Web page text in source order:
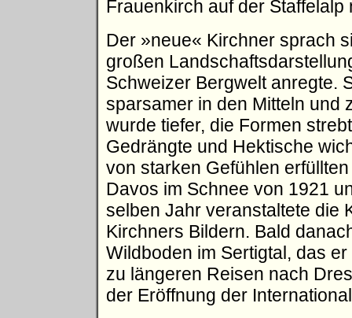
Frauenkirch auf der Staffelalp
Der »neue« Kirchner sprach
großen
Schweizer Bergwelt anregte.
sparsamer in den Mitteln und
wurde tiefer, die Formen
Gedrängte und Hektische
von starken Gefühlen
Davos im Schnee von 1921
selben Jahr veranstaltete die
Kirchners Bildern. Bald
Wildboden im Sertigtal, das
zu längeren Reisen nach
der Eröffnung der